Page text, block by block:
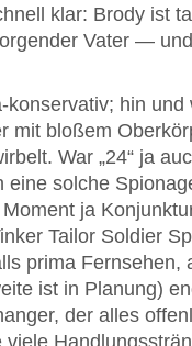
klar: Brody ist
Vater —
konservativ; hin
mit bloßem
War „24“ ja
solche
ja
Tailor Soldier
prima
ist in Planung)
der alles